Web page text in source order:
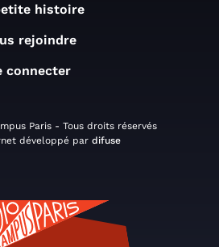
histoire
rejoindre
connecter
Paris - Tous droits réservés
développé par difuse